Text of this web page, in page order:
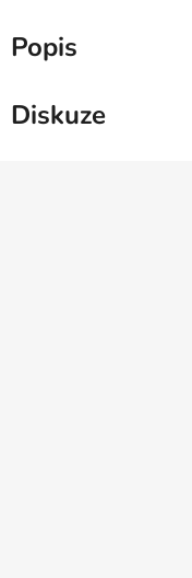
Popis
Diskuze